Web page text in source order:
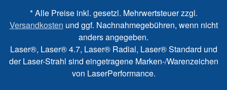
* Alle Preise inkl. gesetzl. Mehrwertsteuer zzgl.
Versandkosten und ggf. Nachnahmegebühren, wenn nicht
anders angegeben.
Laser®, Laser® 4.7, Laser® Radial, Laser® Standard und
der Laser-Strahl sind eingetragene Marken-/Warenzeichen
von LaserPerformance.